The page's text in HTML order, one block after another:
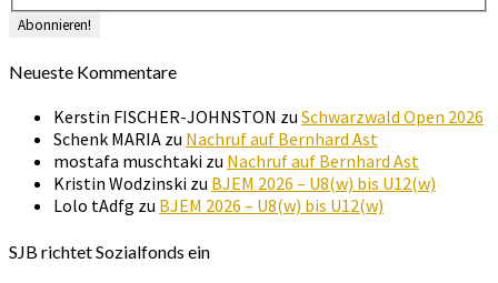
Neueste Kommentare
Kerstin FISCHER-JOHNSTON zu Schwarzwald Open 2026
Schenk MARIA zu Nachruf auf Bernhard Ast
mostafa muschtaki zu Nachruf auf Bernhard Ast
Kristin Wodzinski zu BJEM 2026 – U8(w) bis U12(w)
Lolo tAdfg zu BJEM 2026 – U8(w) bis U12(w)
SJB richtet Sozialfonds ein